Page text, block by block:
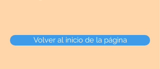
Volver al inicio de la página